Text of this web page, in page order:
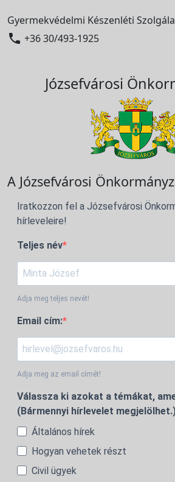
Gyermekvédelmi Készenléti
 +36 30/493-1925
Józsefvárosi
A Józsefvárosi
Iratkozzon fel a Józsefvárosi
hírleveleire!
Teljes név
Adja meg teljes nevét!
Email cím:
Adja meg az email címét!
Válassza ki azokat a témákat,
(Bármennyi hírlevelet
Általános hírek
Hogyan vehetek részt
Civil ügyek